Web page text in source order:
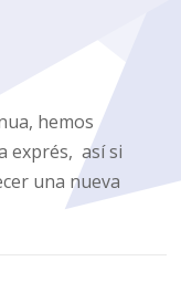
hemos
exprés, así si
una nueva